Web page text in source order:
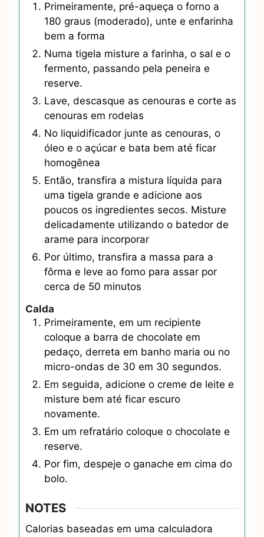
Primeiramente, pré-aqueça o forno a
180 graus (moderado), unte e enfarinha
bem a forma
Numa tigela misture a farinha, o sal e o
fermento, passando pela peneira e
reserve.
Lave, descasque as cenouras e corte as
cenouras em rodelas
No liquidificador junte as cenouras, o
óleo e o açúcar e bata bem até ficar
homogênea
Então, transfira a mistura líquida para
uma tigela grande e adicione aos
poucos os ingredientes secos. Misture
delicadamente utilizando o batedor de
arame para incorporar
Por último, transfira a massa para a
fôrma e leve ao forno para assar por
cerca de 50 minutos
Calda
Primeiramente, em um recipiente
coloque a barra de chocolate em
pedaço, derreta em banho maria ou no
micro-ondas de 30 em 30 segundos.
Em seguida, adicione o creme de leite e
misture bem até ficar escuro
novamente.
Em um refratário coloque o chocolate e
reserve.
Por fim, despeje o ganache em cima do
bolo.
NOTES
Calorias baseadas em uma calculadora